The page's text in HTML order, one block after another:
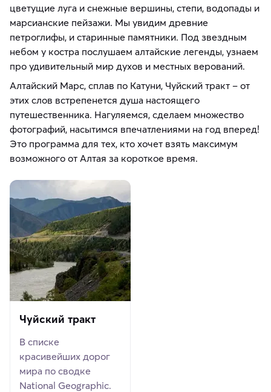
цветущие луга и снежные вершины, степи, водопады и
марсианские пейзажи. Мы увидим древние
петроглифы, и старинные памятники. Под звездным
небом у костра послушаем алтайские легенды, узнаем
про удивительный мир духов и местных верований.
Алтайский Марс, сплав по Катуни, Чуйский тракт – от
этих слов встрепенется душа настоящего
путешественника. Нагуляемся, сделаем множество
фотографий, насытимся впечатлениями на год вперед!
Это программа для тех, кто хочет взять максимум
возможного от Алтая за короткое время.
Чуйский тракт
В списке
красивейших дорог
мира по сводке
National Geographic.